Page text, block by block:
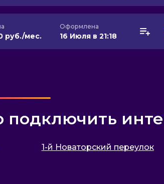
руб./мес.
Оформлена
16 Июля в 21:18
подключить
1-й Новаторский переулок